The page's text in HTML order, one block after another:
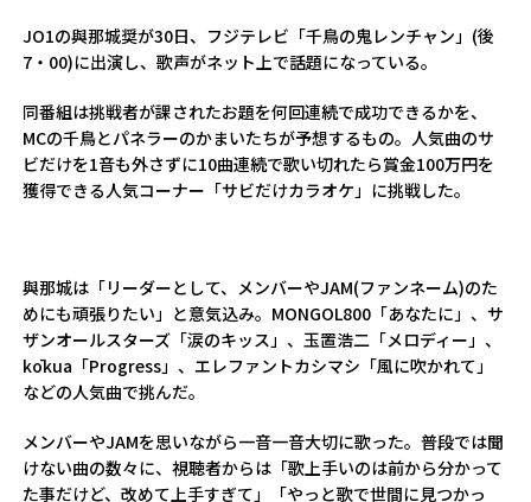
JO1の與那城奨が30日、フジテレビ「千鳥の鬼レンチャン」(後
7・00)に出演し、歌声がネット上で話題になっている。
同番組は挑戦者が課されたお題を何回連続で成功できるかを、
MCの千鳥とパネラーのかまいたちが予想するもの。人気曲のサ
ビだけを1音も外さずに10曲連続で歌い切れたら賞金100万円を
獲得できる人気コーナー「サビだけカラオケ」に挑戦した。
與那城は「リーダーとして、メンバーやJAM(ファンネーム)のた
めにも頑張りたい」と意気込み。MONGOL800「あなたに」、サ
ザンオールスターズ「涙のキッス」、玉置浩二「メロディー」、
kōkua「Progress」、エレファントカシマシ「風に吹かれて」
などの人気曲で挑んだ。
メンバーやJAMを思いながら一音一音大切に歌った。普段では聞
けない曲の数々に、視聴者からは「歌上手いのは前から分かって
た事だけど、改めて上手すぎて」「やっと歌で世間に見つかっ